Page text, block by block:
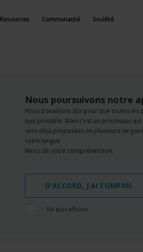
Resources Communauté Société
Nous poursuivons notre
Nous travaillons dur pour que toutes les
que possible. Mais c’est un processus
sont déjà proposées en plusieurs
votre langue.
Merci de votre compréhension.
D’ACCORD, J’AI COMPRIS
Ne plus afficher